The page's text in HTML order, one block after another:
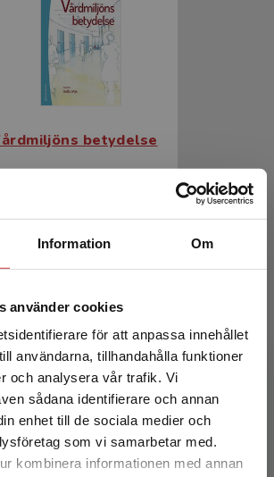
Information Om
använder cookies
för att anpassa innehållet
användarna, tillhandahålla funktioner
och analysera vår trafik. Vi
sådana identifierare och annan
enhet till de sociala medier och
som vi samarbetar med.
kombinera informationen med annan
fraktregion
betydelse
betydelse
Helle (red.)